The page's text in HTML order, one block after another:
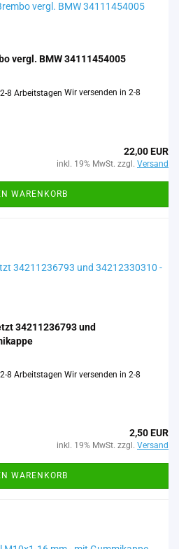
vergl. BMW 34111454005
Wir versenden in 2-8
22,00 EUR
inkl. 19% MwSt. zzgl. Versand
WARENKORB
34211236793 und
Wir versenden in 2-8
2,50 EUR
inkl. 19% MwSt. zzgl. Versand
WARENKORB